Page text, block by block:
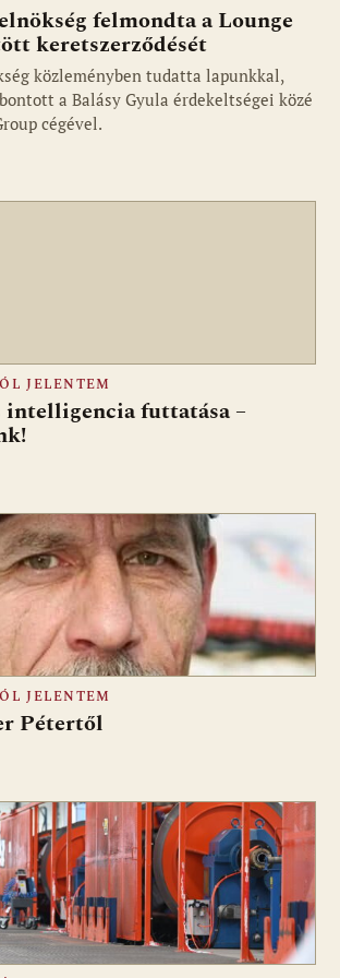
felmondta a Lounge
keretszerződését
közleményben tudatta lapunkkal,
a Balásy Gyula érdekeltségei közé
cégével.
JELENTEM
intelligencia futtatása –
JELENTEM
Pétertől